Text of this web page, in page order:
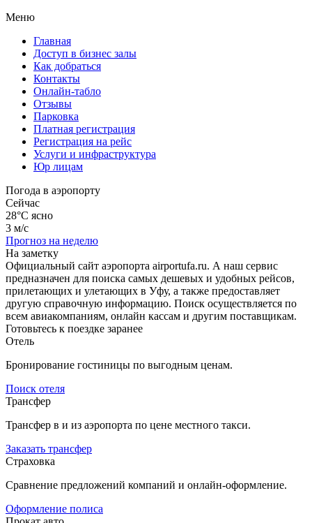
Меню
Главная
Доступ в бизнес залы
Как добраться
Контакты
Онлайн-табло
Отзывы
Парковка
Платная регистрация
Регистрация на рейс
Услуги и инфраструктура
Юр лицам
Погода в аэропорту
Сейчас
28°C ясно
3 м/с
Прогноз на неделю
На заметку
Официальный сайт аэропорта airportufa.ru. А наш сервис
предназначен для поиска самых дешевых и удобных рейсов,
прилетающих и улетающих в Уфу, а также предоставляет
другую справочную информацию. Поиск осуществляется по
всем авиакомпаниям, онлайн кассам и другим поставщикам.
Готовьтесь к поездке заранее
Отель
Бронирование гостиницы по выгодным ценам.
Поиск отеля
Трансфер
Трансфер в и из аэропорта по цене местного такси.
Заказать трансфер
Страховка
Сравнение предложений компаний и онлайн-оформление.
Оформление полиса